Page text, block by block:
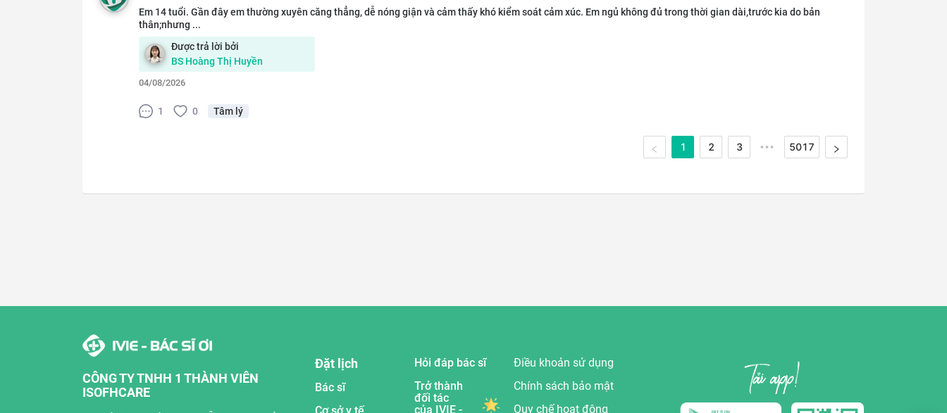
Em 14 tuổi. Gần đây em thường xuyên căng thẳng, dễ nóng giận và cảm thấy khó kiểm soát cảm xúc. Em ngủ không đủ trong thời gian dài,trước kia do bản
thân;nhưng ...
Được trả lời bởi
BS Hoàng Thị Huyền
04/08/2026
1 0 Tâm lý
1 2 3 ••• 5017
CÔNG TY TNHH 1 THÀNH VIÊN
ISOFHCARE
Đặt lịch
Bác sĩ
Hỏi đáp bác sĩ
Trở thành
đối tác
của IVIE -
Điều khoản sử dụng
Chính sách bảo mật
Quy chế hoạt động